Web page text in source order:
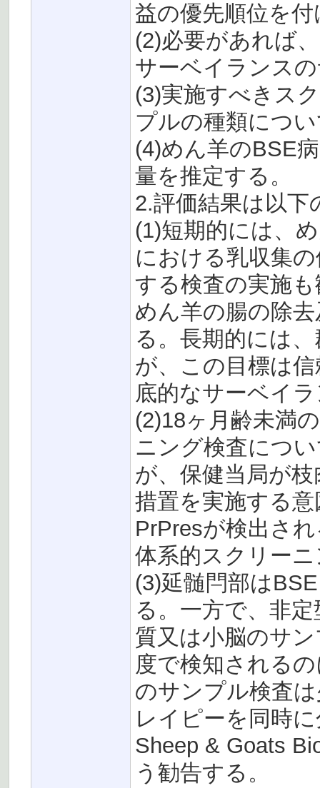
益の優先順位を
(2)必要があれば
サーベイランス
(3)実施すべきス
プルの種類につ
(4)めん羊のBSE
量を推定する。
2.評価結果は以下
(1)短期的には、
における乳収集
する検査の実施
めん羊の腸の除
る。長期的には
が、この目標は
底的なサーベイ
(2)18ヶ月齢未満
ニング検査につ
が、保健当局が
措置を実施する
PrPresが検出さ
体系的スクリー
(3)延髄閂部は
る。一方で、非
質又は小脳のサ
度で検知される
のサンプル検査
レイピーを同時
Sheep & Goats
う勧告する。